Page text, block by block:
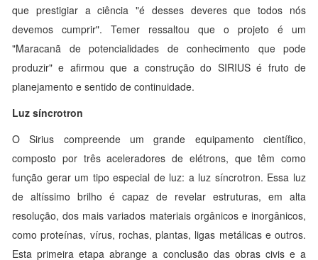
que prestigiar a ciência "é desses deveres que todos nós
devemos cumprir". Temer ressaltou que o projeto é um
"Maracanã de potencialidades de conhecimento que pode
produzir" e afirmou que a construção do SIRIUS é fruto de
planejamento e sentido de continuidade.
Luz síncrotron
O Sirius compreende um grande equipamento científico,
composto por três aceleradores de elétrons, que têm como
função gerar um tipo especial de luz: a luz síncrotron. Essa luz
de altíssimo brilho é capaz de revelar estruturas, em alta
resolução, dos mais variados materiais orgânicos e inorgânicos,
como proteínas, vírus, rochas, plantas, ligas metálicas e outros.
Esta primeira etapa abrange a conclusão das obras civis e a